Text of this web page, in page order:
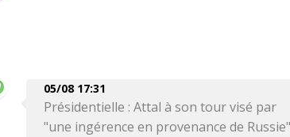
05/08 17:31
Présidentielle : Attal à son tour visé par
"une ingérence en provenance de